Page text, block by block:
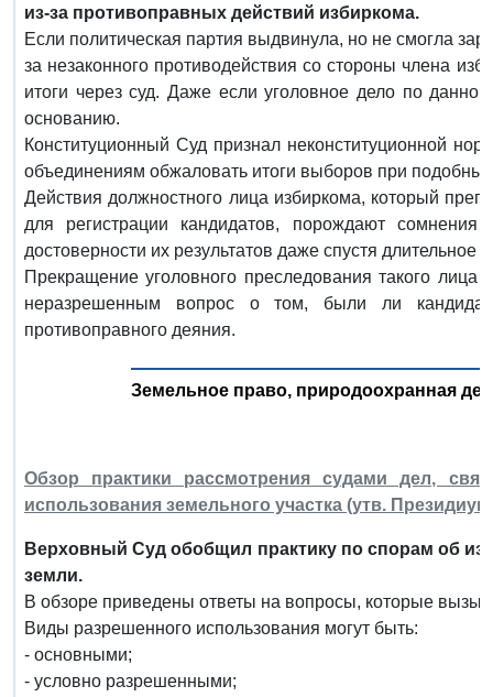
из-за противоправных действий избиркома.
Если политическая партия выдвинула, но не смогла
за незаконного противодействия со стороны члена
итоги через суд. Даже если уголовное дело по
основанию.
Конституционный Суд признал неконституционной
объединениям обжаловать итоги выборов при подобных
Действия должностного лица избиркома, который
для регистрации кандидатов, порождают
достоверности их результатов даже спустя длительное
Прекращение уголовного преследования такого
неразрешенным вопрос о том, были ли
противоправного деяния.
Земельное право, природоохранная
Обзор практики рассмотрения судами дел,
использования земельного участка (утв.
Верховный Суд обобщил практику по спорам об
земли.
В обзоре приведены ответы на вопросы, которые
Виды разрешенного использования могут быть:
- основными;
- условно разрешенными;